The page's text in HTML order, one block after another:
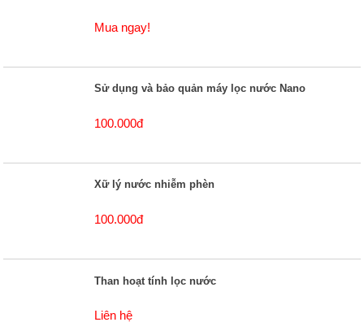
Mua ngay!
Sử dụng và bảo quản máy lọc nước Nano
100.000đ
Xữ lý nước nhiễm phèn
100.000đ
Than hoạt tính lọc nước
Liên hệ